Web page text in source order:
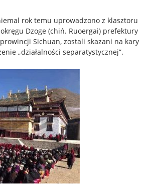
rok temu uprowadzono z klasztoru
Dzoge (chiń. Ruoergai) prefektury
Sichuan, zostali skazani na kary
„działalności separatystycznej”.